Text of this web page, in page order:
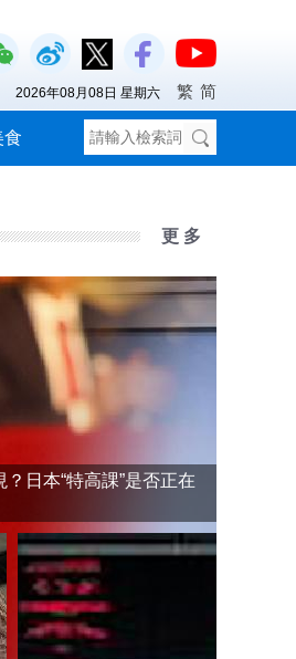
食
2026年08月08日 星期六 繁 简
更 多
？日本“特高課”是否正在